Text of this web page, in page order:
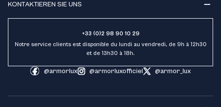
KONTAKTIEREN SIE UNS
+33 (0)2 98 90 10 29
Notre service clients est disponible du lundi au vendredi, de 9h à 12h30
et de 13h30 à 18h.
@armorlux @armorluxofficiel @armor_lux